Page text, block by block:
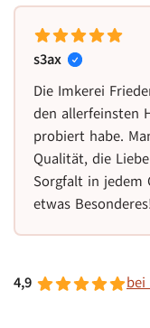
s3ax
Die Imkerei
den allerfeinsten
probiert habe.
Qualität, die
Sorgfalt in jedem
etwas
4,9 bei